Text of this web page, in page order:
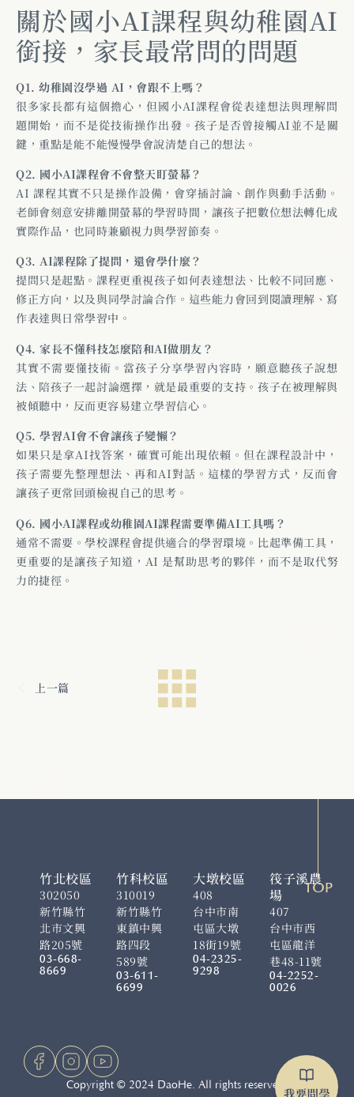
關於國小AI課程與幼稚園AI
銜接，家長最常問的問題
Q1. 幼稚園沒學過 AI，會跟不上嗎？
很多家長都有這個擔心，但國小AI課程會從表達想法與理解問
題開始，而不是從技術操作出發。孩子是否曾接觸AI並不是關
鍵，重點是能不能慢慢學會說清楚自己的想法。
Q2. 國小AI課程會不會整天盯螢幕？
AI 課程其實不只是操作設備，會穿插討論、創作與動手活動。
老師會刻意安排離開螢幕的學習時間，讓孩子把數位想法轉化成
實際作品，也同時兼顧視力與學習節奏。
Q3. AI課程除了提問，還會學什麼？
提問只是起點。課程更重視孩子如何表達想法、比較不同回應、
修正方向，以及與同學討論合作。這些能力會回到閱讀理解、寫
作表達與日常學習中。
Q4. 家長不懂科技怎麼陪和AI做朋友？
其實不需要懂技術。當孩子分享學習內容時，願意聽孩子說想
法、陪孩子一起討論選擇，就是最重要的支持。孩子在被理解與
被傾聽中，反而更容易建立學習信心。
Q5. 學習AI會不會讓孩子變懶？
如果只是拿AI找答案，確實可能出現依賴。但在課程設計中，
孩子需要先整理想法、再和AI對話。這樣的學習方式，反而會
讓孩子更常回頭檢視自己的思考。
Q6. 國小AI課程或幼稚園AI課程需要準備AI工具嗎？
通常不需要。學校課程會提供適合的學習環境。比起準備工具，
更重要的是讓孩子知道，AI 是幫助思考的夥伴，而不是取代努
力的捷徑。
上一篇
竹北校區
302050
新竹縣竹
北市文興
路205號
03-668-
8669
竹科校區
310019
新竹縣竹
東鎮中興
路四段
589號
03-611-
6699
大墩校區
408
台中市南
屯區大墩
18街19號
04-2325-
9298
筏子溪農
場
407
台中市西
屯區龍洋
巷48-11號
04-2252-
0026
TOP
Copyright © 2024 DaoHe. All rights reserved.